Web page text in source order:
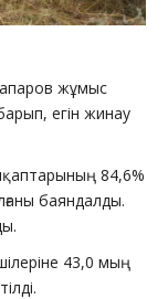
жұмыс
егін жинау
84,6%
баяндалды.
43,0 мың